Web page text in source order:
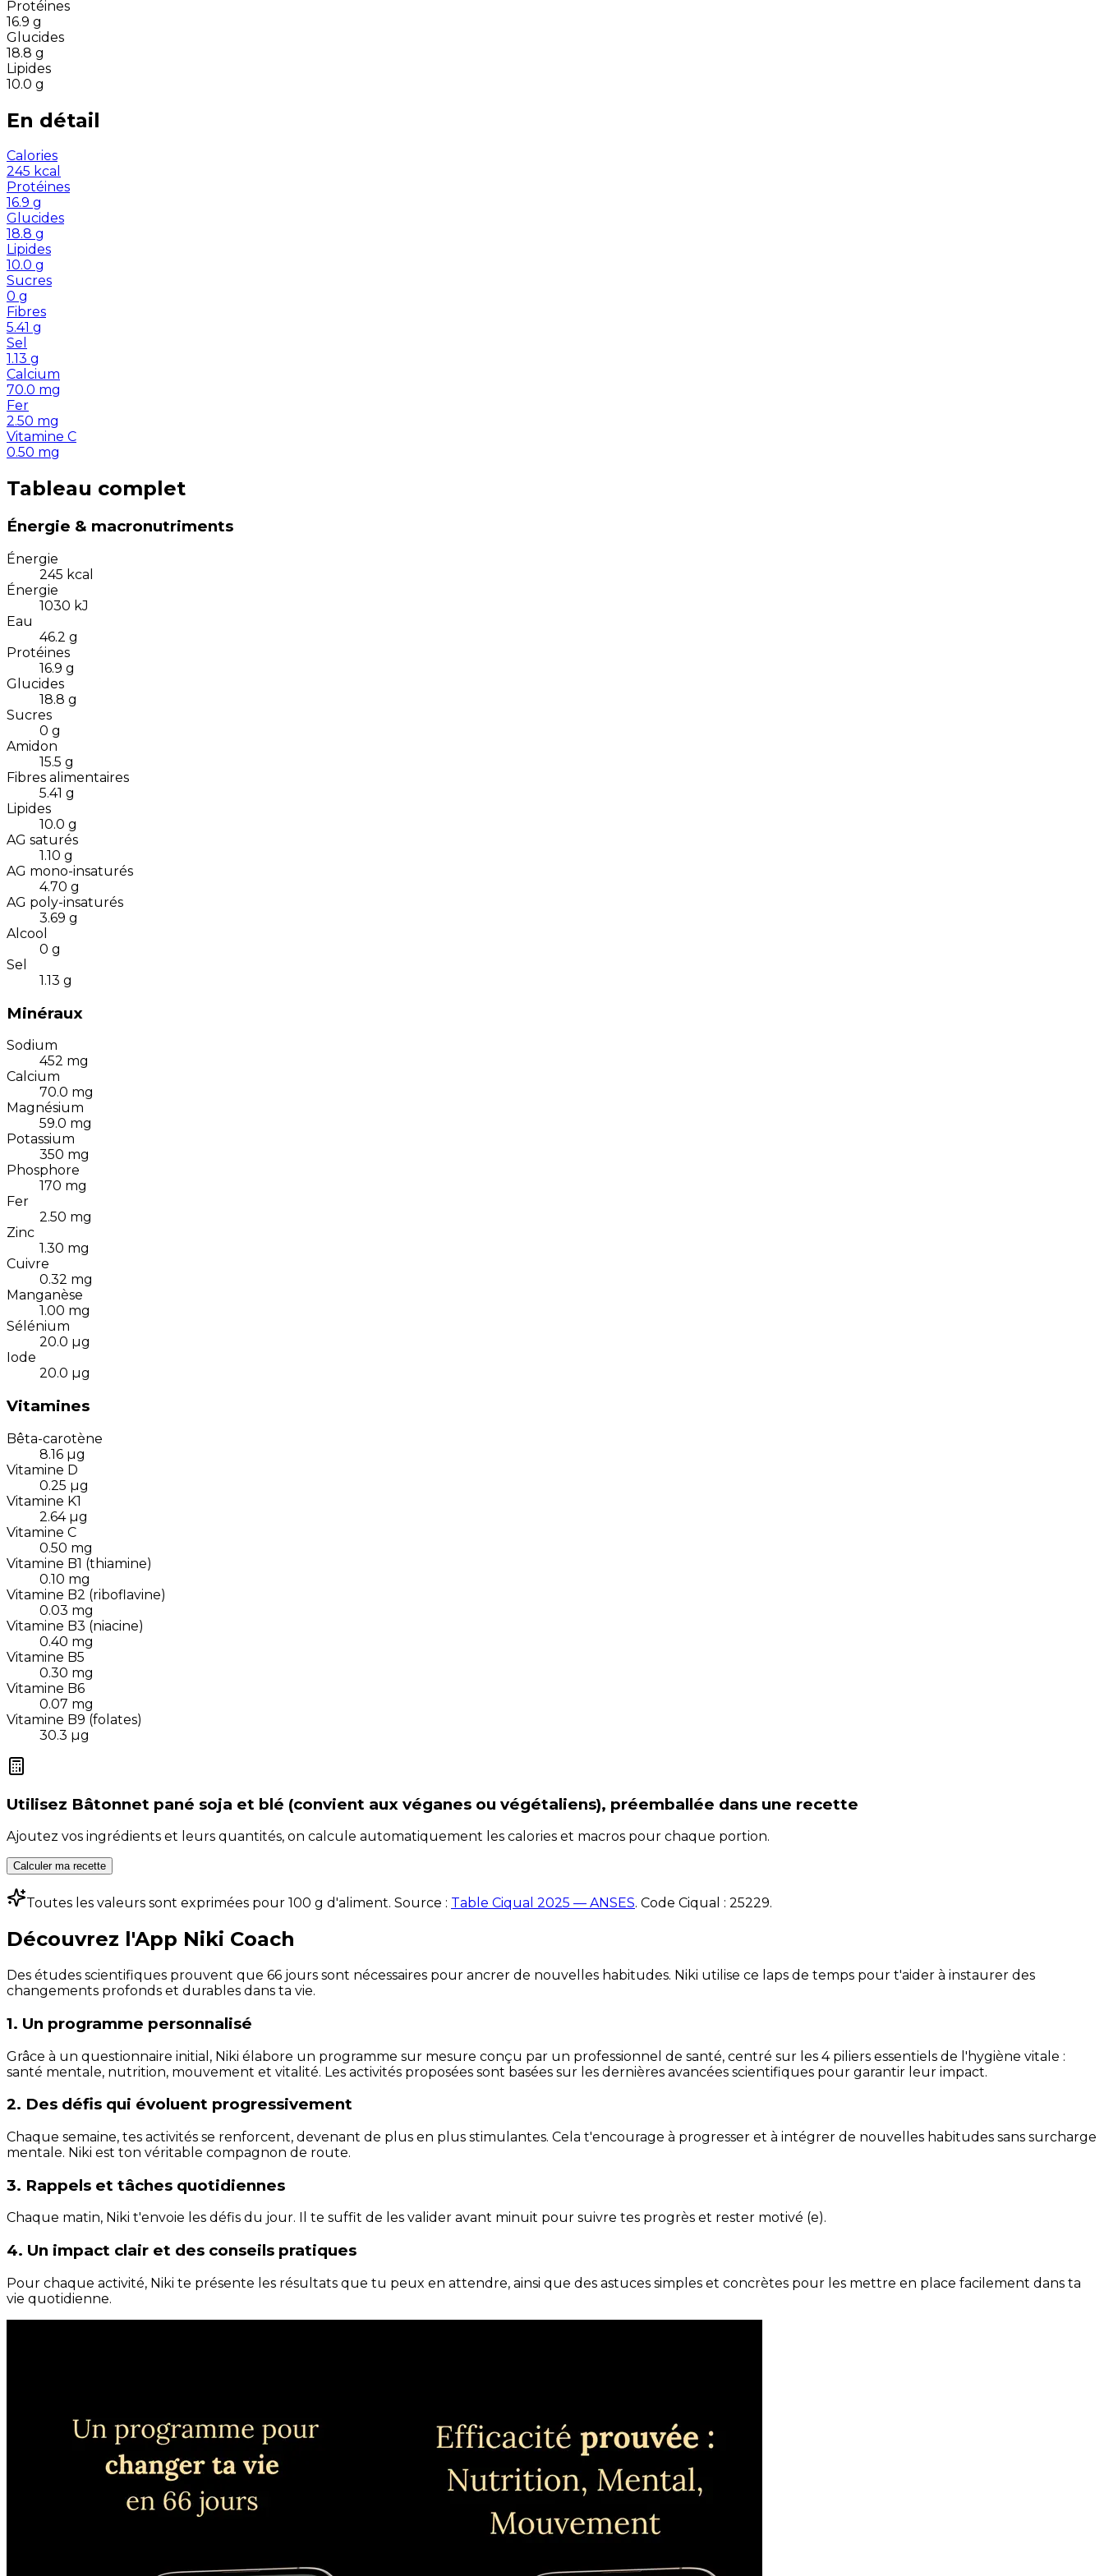
Protéines
16.9 g
Glucides
18.8 g
Lipides
10.0 g
En détail
Calories
245 kcal
Protéines
16.9 g
Glucides
18.8 g
Lipides
10.0 g
Sucres
0 g
Fibres
5.41 g
Sel
1.13 g
Calcium
70.0 mg
Fer
2.50 mg
Vitamine C
0.50 mg
Tableau complet
Énergie & macronutriments
Énergie
245 kcal
Énergie
1030 kJ
Eau
46.2 g
Protéines
16.9 g
Glucides
18.8 g
Sucres
0 g
Amidon
15.5 g
Fibres alimentaires
5.41 g
Lipides
10.0 g
AG saturés
1.10 g
AG mono-insaturés
4.70 g
AG poly-insaturés
3.69 g
Alcool
0 g
Sel
1.13 g
Minéraux
Sodium
452 mg
Calcium
70.0 mg
Magnésium
59.0 mg
Potassium
350 mg
Phosphore
170 mg
Fer
2.50 mg
Zinc
1.30 mg
Cuivre
0.32 mg
Manganèse
1.00 mg
Sélénium
20.0 µg
Iode
20.0 µg
Vitamines
Bêta-carotène
8.16 µg
Vitamine D
0.25 µg
Vitamine K1
2.64 µg
Vitamine C
0.50 mg
Vitamine B1 (thiamine)
0.10 mg
Vitamine B2 (riboflavine)
0.03 mg
Vitamine B3 (niacine)
0.40 mg
Vitamine B5
0.30 mg
Vitamine B6
0.07 mg
Vitamine B9 (folates)
30.3 µg
Utilisez Bâtonnet pané soja et blé (convient aux véganes ou végétaliens), préemballée dans une recette
Ajoutez vos ingrédients et leurs quantités, on calcule automatiquement les calories et macros pour chaque portion.
Calculer ma recette
Toutes les valeurs sont exprimées pour 100 g d'aliment. Source : Table Ciqual 2025 — ANSES. Code Ciqual : 25229.
Découvrez l'App Niki Coach
Des études scientifiques prouvent que 66 jours sont nécessaires pour ancrer de nouvelles habitudes. Niki utilise ce laps de temps pour t'aider à instaurer des
changements profonds et durables dans ta vie.
1. Un programme personnalisé
Grâce à un questionnaire initial, Niki élabore un programme sur mesure conçu par un professionnel de santé, centré sur les 4 piliers essentiels de l'hygiène vitale :
santé mentale, nutrition, mouvement et vitalité. Les activités proposées sont basées sur les dernières avancées scientifiques pour garantir leur impact.
2. Des défis qui évoluent progressivement
Chaque semaine, tes activités se renforcent, devenant de plus en plus stimulantes. Cela t'encourage à progresser et à intégrer de nouvelles habitudes sans surcharge
mentale. Niki est ton véritable compagnon de route.
3. Rappels et tâches quotidiennes
Chaque matin, Niki t'envoie les défis du jour. Il te suffit de les valider avant minuit pour suivre tes progrès et rester motivé (e).
4. Un impact clair et des conseils pratiques
Pour chaque activité, Niki te présente les résultats que tu peux en attendre, ainsi que des astuces simples et concrètes pour les mettre en place facilement dans ta
vie quotidienne.